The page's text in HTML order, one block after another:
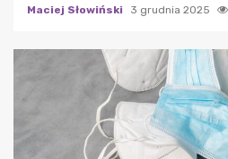
Maciej Słowiński 3 grudnia 2025